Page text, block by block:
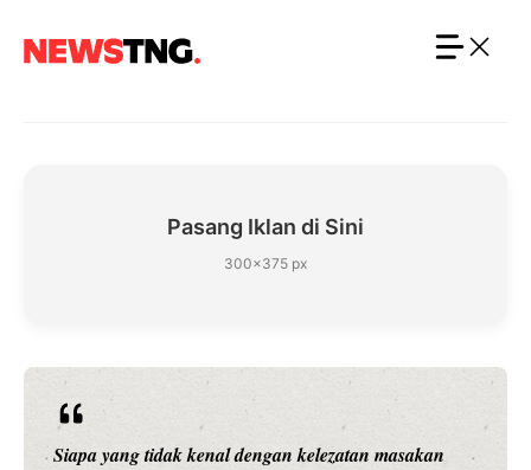
Pasang Iklan di Sini
300×375 px
Siapa yang tidak kenal dengan kelezatan masakan